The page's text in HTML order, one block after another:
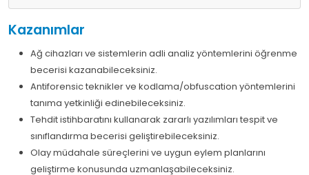
Kazanımlar
Ağ cihazları ve sistemlerin adli analiz yöntemlerini öğrenme
becerisi kazanabileceksiniz.
Antiforensic teknikler ve kodlama/obfuscation yöntemlerini
tanıma yetkinliği edinebileceksiniz.
Tehdit istihbaratını kullanarak zararlı yazılımları tespit ve
sınıflandırma becerisi geliştirebileceksiniz.
Olay müdahale süreçlerini ve uygun eylem planlarını
geliştirme konusunda uzmanlaşabileceksiniz.